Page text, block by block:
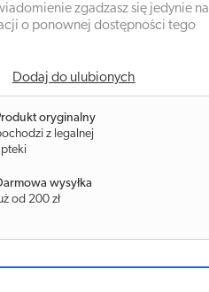
zgadzasz się jedynie na
o ponownej dostępności tego
Dodaj do ulubionych
oryginalny
z legalnej
wysyłka
od 200 zł